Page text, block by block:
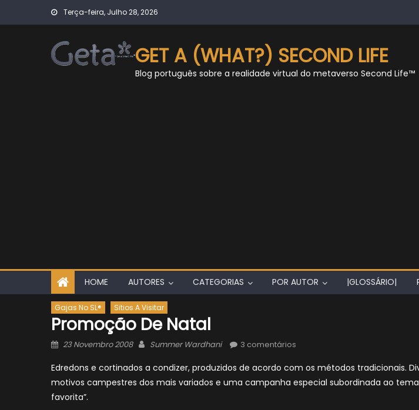
Terça-feira, Julho 28, 2026
GET A (WHAT?) SECOND LIFE
Blog português sobre a realidade virtual do metaverso Second Life™
HOME AUTORES CATEGORIAS POR AUTOR |GLOSSÁRIO|
Gajas No SL® Sitios A Visitar
Promoção De Natal
Posted
23 Novembro 2008 Author
Summer Wardhani 3 comentários
Edredons e cortinados a condizer, produzidos de acordo com os métodos tradicionais.
motivos campestres dos mais variados e uma campanha especial subordinada ao tema
favorita”.